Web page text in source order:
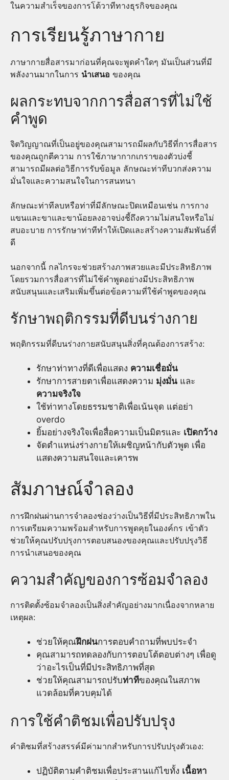
ในความสำเร็จของการโต้วาทีทางธุรกิจของคุณ
การเรียนรู้ภาษากาย
ภาษากายสื่อสารมาก่อนที่คุณจะพูดคำใดๆ มันเป็นส่วนที่มี
พลังงานมากในการ นำเสนอ ของคุณ
ผลกระทบจากการสื่อสารที่ไม่ใช้
คำพูด
จิตวิญญาณที่เป็นอยู่ของคุณสามารถมีผลกับวิธีที่การสื่อสาร
ของคุณถูกตีความ การใช้ภาษากากเกราของตัวบ่งชี้
สามารถมีผลต่อวิธีการรับข้อมูล ลักษณะท่าทีบวกส่งความ
มั่นใจและความสนใจในการสนทนา
ลักษณะท่าทีลบหรือท่าที่มีลักษณะปิดเหมือนเช่น การกาง
แขนและขาและขาน้อยลงอาจบ่งชี้ถึงความไม่สนใจหรือไม่
สบอะบาย การรักษาท่าทีทำให้เปิดเเละสร้างความสัมพันธ์ที่
ดี
นอกจากนี้ กลไกรจะช่วยสร้างภาพสวยและมีประสิทธิภาพ
โดยรวมการสื่อสารที่ไม่ใช้คำพูดอย่างมีประสิทธิภาพ
สนับสนุนและเสริมเพิ่มขึ้นต่อข้อความที่ใช้คำพูดของคุณ
รักษาพฤติกรรมที่ดีบนร่างกาย
พฤติกรรมที่ดีบนร่างกายสนับสนุนสิ่งที่คุณต้องการสร้าง:
รักษาท่าทางที่ดีเพื่อแสดง ความเชื่อมั่น
รักษาการสายตาเพื่อแสดงความ มุ่งมั่น และ
ความจริงใจ
ใช้ท่าทางโดยธรรมชาติเพื่อเน้นจุด แต่อย่า
overdo
ยิ้มอย่างจริงใจเพื่อสื่อความเป็นมิตรและ เปิดกว้าง
จัดตำแหน่งร่างกายให้เผชิญหน้ากับตัวพูด เพื่อ
แสดงความสนใจและเคารพ
สัมภาษณ์จำลอง
การฝึกฝนผ่านการจำลองช่องว่างเป็นวิธีที่มีประสิทธิภาพใน
การเตรียมความพร้อมสำหรับการพูดคุยในองค์กร เข้าตัว
ช่วยให้คุณปรับปรุงการตอบสนองของคุณและปรับปรุงวิธี
การนำเสนอของคุณ
ความสำคัญของการซ้อมจำลอง
การติดตั้งซ้อมจำลองเป็นสิ่งสำคัญอย่างมากเนื่องจากหลาย
เหตุผล:
ช่วยให้คุณฝึกฝนการตอบคำถามที่พบประจำ
คุณสามารถทดลองกับการตอบโต้ตอบต่างๆ เพื่อดู
ว่าอะไรเป็นที่มีประสิทธิภาพที่สุด
ช่วยให้คุณสามารถปรับท่าทีของคุณในสภาพ
แวดล้อมที่ควบคุมได้
การใช้คำติชมเพื่อปรับปรุง
คำติชมที่สร้างสรรค์มีค่ามากสำหรับการปรับปรุงตัวเอง:
ปฏิบัติตามคำติชมเพื่อประสานแก้ไขทั้ง เนื้อหา